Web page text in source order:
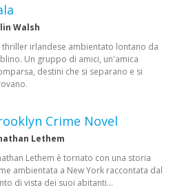
Walsh
thriller irlandese ambientato lontano da
Un gruppo di amici, un'amica
destini che si separano e si
Crime Novel
Lethem
Lethem è tornato con una storia
ambientata a New York raccontata dal
di vista dei suoi abitanti…